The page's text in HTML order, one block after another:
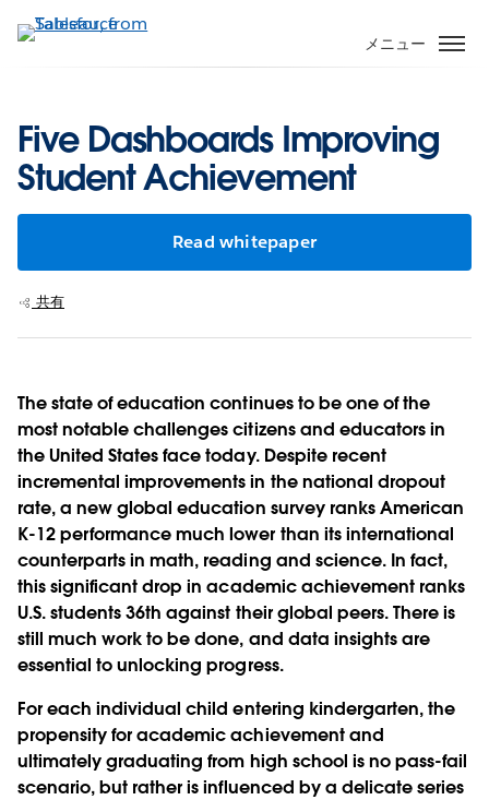
イ
に
動
メニュー
Five Dashboards Improving
Student Achievement
Read whitepaper
共有
The state of education continues to be one of the
most notable challenges citizens and educators in
the United States face today. Despite recent
incremental improvements in the national dropout
rate, a new global education survey ranks American
K-12 performance much lower than its international
counterparts in math, reading and science. In fact,
this significant drop in academic achievement ranks
U.S. students 36th against their global peers. There is
still much work to be done, and data insights are
essential to unlocking progress.
For each individual child entering kindergarten, the
propensity for academic achievement and
ultimately graduating from high school is no pass-fail
scenario, but rather is influenced by a delicate series